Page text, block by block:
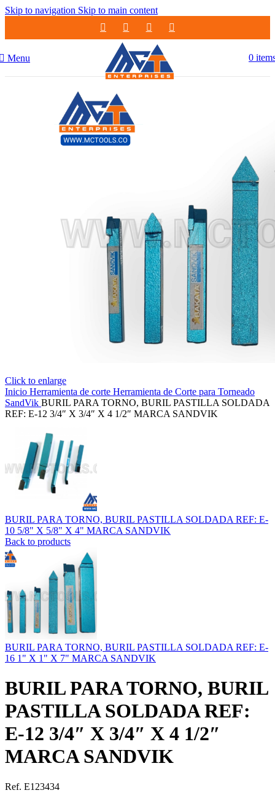
Skip to navigation Skip to main content
Menu 0
Click to enlarge
Inicio Herramienta de corte Herramienta de Corte para Torneado
SandVik BURIL PARA TORNO, BURIL PASTILLA SOLDADA
REF: E-12 3/4″ X 3/4″ X 4 1/2″ MARCA SANDVIK
BURIL PARA TORNO, BURIL PASTILLA SOLDADA REF: E-
10 5/8" X 5/8" X 4" MARCA SANDVIK
Back to products
BURIL PARA TORNO, BURIL PASTILLA SOLDADA REF: E-
16 1" X 1" X 7" MARCA SANDVIK
BURIL PARA TORNO, BURIL
PASTILLA SOLDADA REF:
E-12 3/4″ X 3/4″ X 4 1/2″
MARCA SANDVIK
Ref. E123434